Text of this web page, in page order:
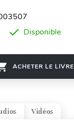
Disponible
ACHETER LE LIVRE
Vidéos